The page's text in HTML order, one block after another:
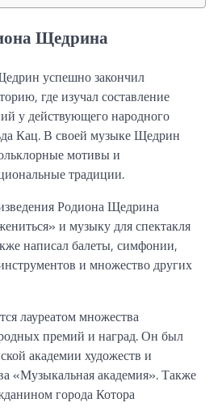
Щедрина
успешно закончил
где изучал составление
у действующего народного
Кац. В своей музыке Щедрин
мотивы и
традиции.
Родиона Щедрина
и музыку для спектакля
написал балеты, симфонии,
и множество других
лауреатом множества
премий и наград. Он был
академии художеств и
«Музыкальная академия». Также
города Котора